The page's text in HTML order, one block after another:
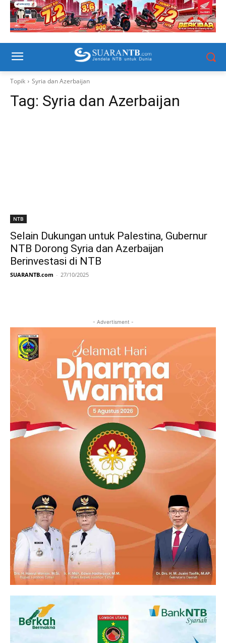
Topik Syria dan Azerbaijan
Tag: Syria dan Azerbaijan
NTB
Selain Dukungan untuk Palestina, Gubernur
NTB Dorong Syria dan Azerbaijan
Berinvestasi di NTB
SUARANTB.com - 27/10/2025
- Advertisment -